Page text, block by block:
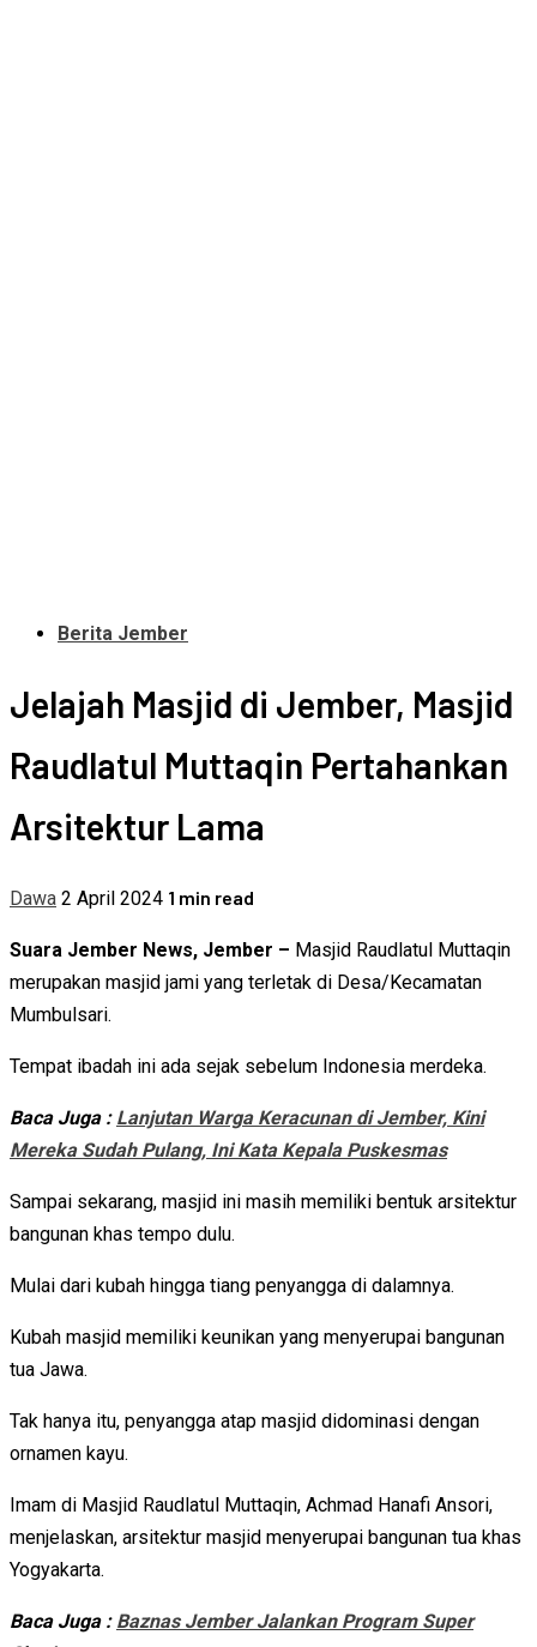
Berita Jember
Jelajah Masjid di Jember, Masjid
Raudlatul Muttaqin Pertahankan
Arsitektur Lama
Dawa 2 April 2024 1 min read
Suara Jember News, Jember – Masjid Raudlatul Muttaqin
merupakan masjid jami yang terletak di Desa/Kecamatan
Mumbulsari.
Tempat ibadah ini ada sejak sebelum Indonesia merdeka.
Baca Juga : Lanjutan Warga Keracunan di Jember, Kini
Mereka Sudah Pulang, Ini Kata Kepala Puskesmas
Sampai sekarang, masjid ini masih memiliki bentuk arsitektur
bangunan khas tempo dulu.
Mulai dari kubah hingga tiang penyangga di dalamnya.
Kubah masjid memiliki keunikan yang menyerupai bangunan
tua Jawa.
Tak hanya itu, penyangga atap masjid didominasi dengan
ornamen kayu.
Imam di Masjid Raudlatul Muttaqin, Achmad Hanafi Ansori,
menjelaskan, arsitektur masjid menyerupai bangunan tua khas
Yogyakarta.
Baca Juga : Baznas Jember Jalankan Program Super